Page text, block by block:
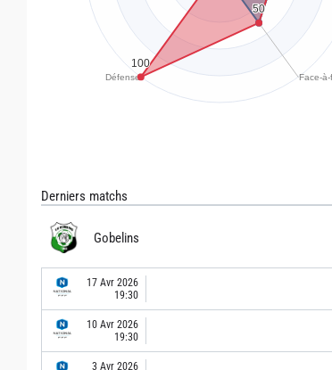
Derniers matchs
Gobelins
17 Avr 2026
19:30
10 Avr 2026
19:30
3 Avr 2026